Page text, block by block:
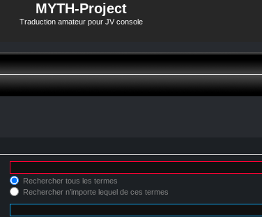
MYTH-Project
Traduction amateur pour JV console
Rechercher tous les termes
Rechercher n’importe lequel de ces termes